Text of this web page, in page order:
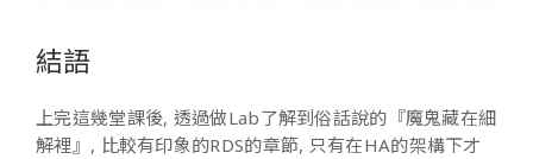
結語
上完這幾堂課後, 透過做Lab了解到俗話說的『魔鬼藏在細
解裡』, 比較有印象的RDS的章節, 只有在HA的架構下才